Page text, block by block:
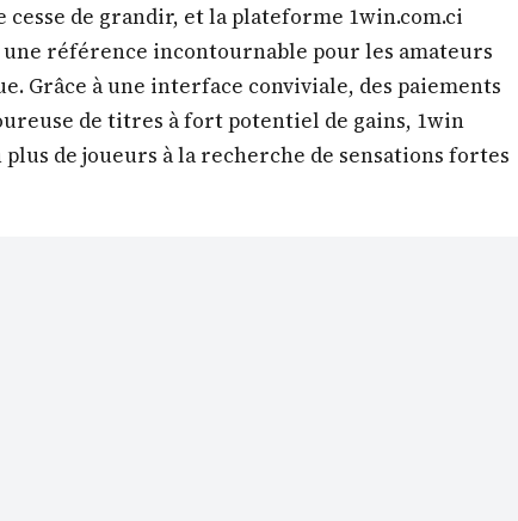
cesse de grandir, et la plateforme 1win.com.ci
une référence incontournable pour les amateurs
Grâce à une interface conviviale, des paiements
de titres à fort potentiel de gains, 1win
de joueurs à la recherche de sensations fortes